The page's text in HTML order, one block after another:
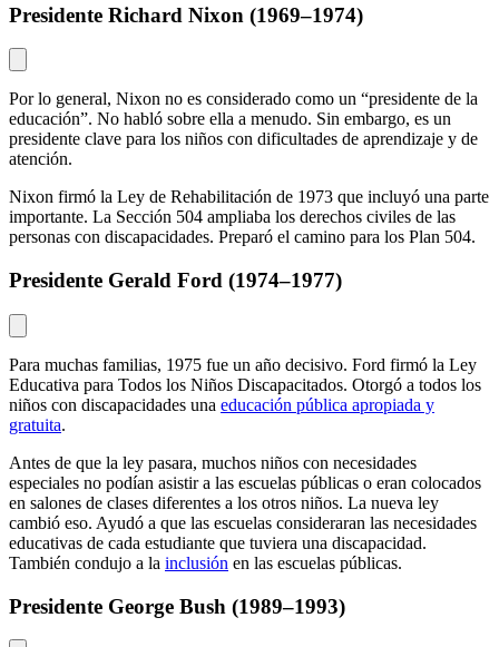
Presidente Richard Nixon (1969–1974)
Por lo general, Nixon no es considerado como un “presidente de la
educación”. No habló sobre ella a menudo. Sin embargo, es un
presidente clave para los niños con dificultades de aprendizaje y de
atención.
Nixon firmó la Ley de Rehabilitación de 1973 que incluyó una parte
importante. La Sección 504 ampliaba los derechos civiles de las
personas con discapacidades. Preparó el camino para los Plan 504.
Presidente Gerald Ford (1974–1977)
Para muchas familias, 1975 fue un año decisivo. Ford firmó la Ley
Educativa para Todos los Niños Discapacitados. Otorgó a todos los
niños con discapacidades una educación pública apropiada y
gratuita.
Antes de que la ley pasara, muchos niños con necesidades
especiales no podían asistir a las escuelas públicas o eran colocados
en salones de clases diferentes a los otros niños. La nueva ley
cambió eso. Ayudó a que las escuelas consideraran las necesidades
educativas de cada estudiante que tuviera una discapacidad.
También condujo a la inclusión en las escuelas públicas.
Presidente George Bush (1989–1993)